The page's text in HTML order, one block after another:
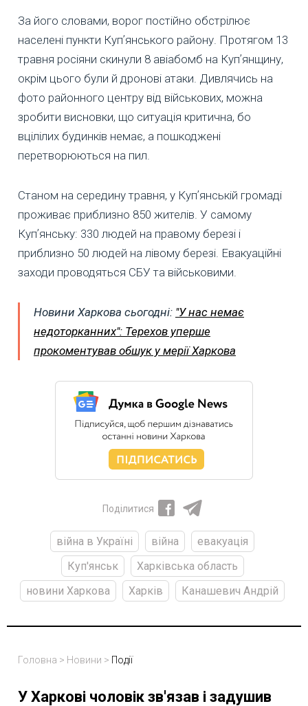
За його словами, ворог постійно обстрілює
населені пункти Купʼянського району. Протягом 13
травня росіяни скинули 8 авіабомб на Купʼянщину,
окрім цього були й дронові атаки. Дивлячись на
фото районного центру від військових, можна
зробити висновки, що ситуація критична, бо
вцілілих будинків немає, а пошкоджені
перетворюються на пил.
Станом на середину травня, у Купʼянській громаді
проживає приблизно 850 жителів. У самому
Купʼянську: 330 людей на правому березі і
приблизно 50 людей на лівому березі. Евакуаційні
заходи проводяться СБУ та військовими.
Новини Харкова сьогодні: "У нас немає
недоторканних": Терехов уперше
прокоментував обшук у мерії Харкова
Поділитися
війна в Україні війна
евакуація
Куп'янськ
Харківська область
новини Харкова
Харків Канашевич Андрій
Головна > Новини > Події
У Харкові чоловік зв'язав і задушив